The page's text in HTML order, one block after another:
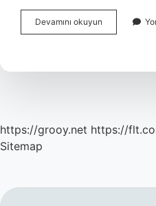
Devamını okuyun
Geceden
https://grooy.net https://
Sitemap